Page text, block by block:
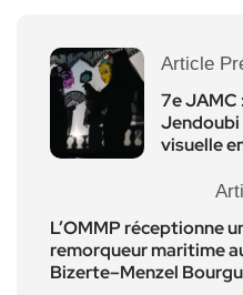
Article
7e JAMC
Jendoubi
visuelle
L’OMMP réceptionne
remorqueur maritime
Bizerte–Menzel